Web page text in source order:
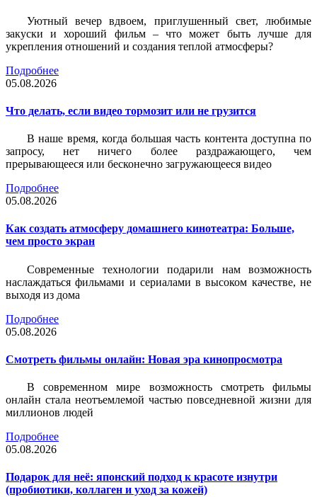
Уютный вечер вдвоем, приглушенный свет, любимые
закуски и хороший фильм – что может быть лучше для
укрепления отношений и создания теплой атмосферы?
Подробнее
05.08.2026
Что делать, если видео тормозит или не грузится
В наше время, когда большая часть контента доступна по
запросу, нет ничего более раздражающего, чем
прерывающееся или бесконечно загружающееся видео
Подробнее
05.08.2026
Как создать атмосферу домашнего кинотеатра: Больше,
чем просто экран
Современные технологии подарили нам возможность
наслаждаться фильмами и сериалами в высоком качестве, не
выходя из дома
Подробнее
05.08.2026
Смотреть фильмы онлайн: Новая эра кинопросмотра
В современном мире возможность смотреть фильмы
онлайн стала неотъемлемой частью повседневной жизни для
миллионов людей
Подробнее
05.08.2026
Подарок для неё: японский подход к красоте изнутри
(пробиотики, коллаген и уход за кожей)